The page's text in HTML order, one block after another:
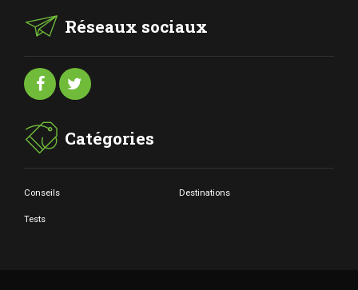
Réseaux sociaux
Catégories
Conseils Destinations
Tests